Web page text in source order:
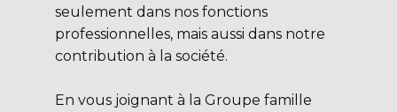
seulement dans nos fonctions
professionnelles, mais aussi dans notre
contribution à la société.
En vous joignant à la Groupe famille